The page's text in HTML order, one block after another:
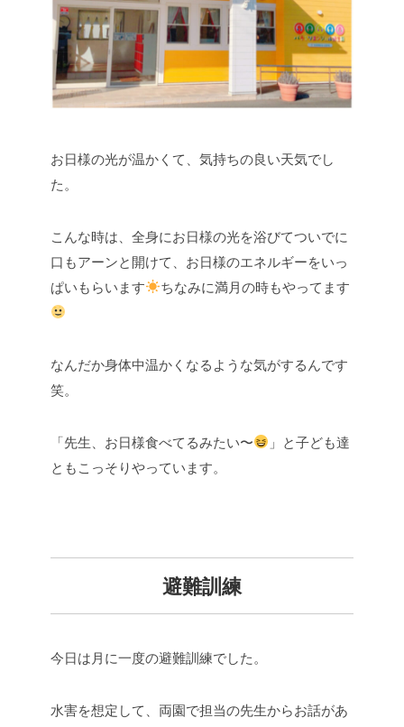
お日様の光が温かくて、気持ちの良い天気でし
た。
こんな時は、全身にお日様の光を浴びてついでに
口もアーンと開けて、お日様のエネルギーをいっ
ぱいもらいます
ちなみに満月の時もやってます
なんだか身体中温かくなるような気がするんです
笑。
「先生、お日様食べてるみたい〜
」と子ども達
ともこっそりやっています。
避難訓練
今日は月に一度の避難訓練でした。
水害を想定して、両園で担当の先生からお話があ